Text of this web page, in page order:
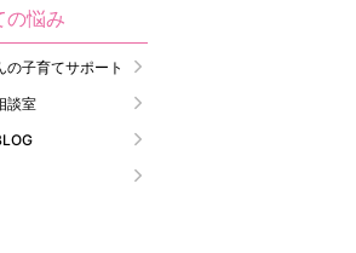
の悩み
の子育てサポート
談室